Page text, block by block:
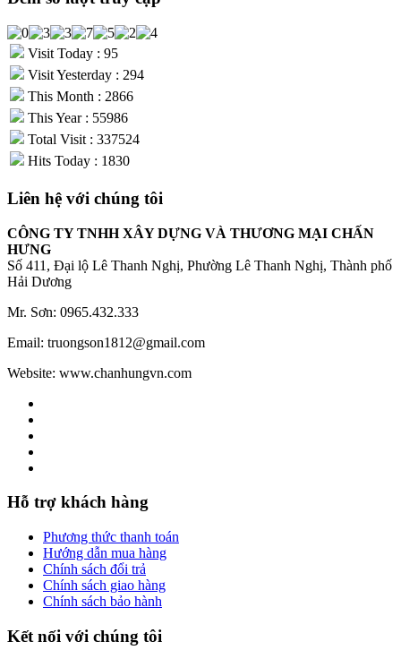
Visit Today : 95
Visit Yesterday : 294
This Month : 2866
This Year : 55986
Total Visit : 337524
Hits Today : 1830
Liên hệ với chúng tôi
CÔNG TY TNHH XÂY DỰNG VÀ THƯƠNG MẠI CHẤN
HƯNG
Số 411, Đại lộ Lê Thanh Nghị, Phường Lê Thanh Nghị, Thành phố
Hải Dương
Mr. Sơn: 0965.432.333
Email: truongson1812@gmail.com
Website: www.chanhungvn.com
Hỗ trợ khách hàng
Phương thức thanh toán
Hướng dẫn mua hàng
Chính sách đổi trả
Chính sách giao hàng
Chính sách bảo hành
Kết nối với chúng tôi